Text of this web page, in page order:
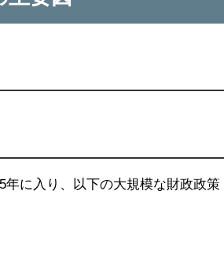
年に入り、以下の大規模な財政政策